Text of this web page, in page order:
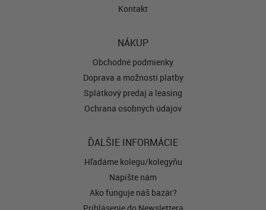
Kontakt
NÁKUP
Obchodné podmienky
Doprava a možnosti platby
Splátkový predaj a leasing
Ochrana osobných údajov
ĎALŠIE INFORMÁCIE
Hľadáme kolegu/kolegyňu
Napíšte nám
Ako funguje náš bazár?